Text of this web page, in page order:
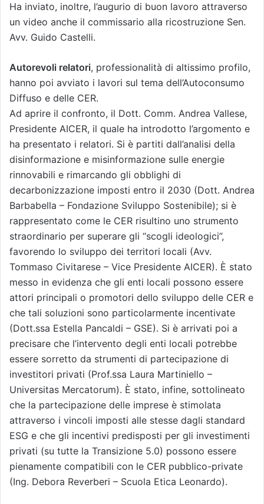
Ha inviato, inoltre, l’augurio di buon lavoro attraverso
un video anche il commissario alla ricostruzione Sen.
Avv. Guido Castelli.
Autorevoli relatori, professionalità di altissimo profilo,
hanno poi avviato i lavori sul tema dell’Autoconsumo
Diffuso e delle CER.
Ad aprire il confronto, il Dott. Comm. Andrea Vallese,
Presidente AICER, il quale ha introdotto l’argomento e
ha presentato i relatori. Si è partiti dall’analisi della
disinformazione e misinformazione sulle energie
rinnovabili e rimarcando gli obblighi di
decarbonizzazione imposti entro il 2030 (Dott. Andrea
Barbabella – Fondazione Sviluppo Sostenibile); si è
rappresentato come le CER risultino uno strumento
straordinario per superare gli “scogli ideologici”,
favorendo lo sviluppo dei territori locali (Avv.
Tommaso Civitarese – Vice Presidente AICER). È stato
messo in evidenza che gli enti locali possono essere
attori principali o promotori dello sviluppo delle CER e
che tali soluzioni sono particolarmente incentivate
(Dott.ssa Estella Pancaldi – GSE). Si è arrivati poi a
precisare che l’intervento degli enti locali potrebbe
essere sorretto da strumenti di partecipazione di
investitori privati (Prof.ssa Laura Martiniello –
Universitas Mercatorum). È stato, infine, sottolineato
che la partecipazione delle imprese è stimolata
attraverso i vincoli imposti alle stesse dagli standard
ESG e che gli incentivi predisposti per gli investimenti
privati (su tutte la Transizione 5.0) possono essere
pienamente compatibili con le CER pubblico-private
(Ing. Debora Reverberi – Scuola Etica Leonardo).